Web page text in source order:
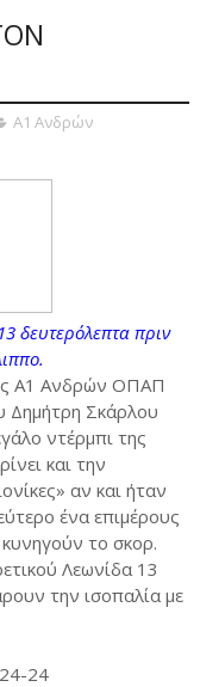
Α1 Ανδρών
δευτερόλεπτα πριν
Α1 Ανδρών ΟΠΑΠ
Δημήτρη Σκάρλου
ντέρμπι της
και την
αν και ήταν
ένα επιμέρους
το σκορ.
Λεωνίδα 13
την ισοπαλία με
24